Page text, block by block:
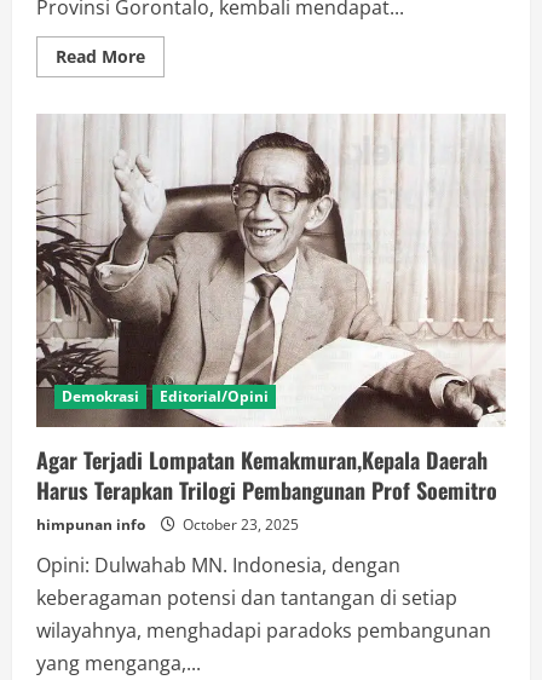
Provinsi Gorontalo, kembali mendapat...
Read MoreRead
more
DPR
RI
Datangi
Rumah
Sherly
di
Laut
Demokrasi Editorial/Opini
Agar Terjadi Lompatan Kemakmuran,Kepala Daerah
Harus Terapkan Trilogi Pembangunan Prof Soemitro
himpunan info October 23, 2025
Opini: Dulwahab MN. Indonesia, dengan
keberagaman potensi dan tantangan di setiap
wilayahnya, menghadapi paradoks pembangunan
yang menganga,...